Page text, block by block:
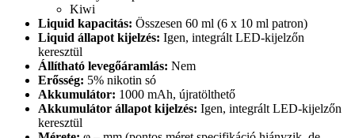
Kiwi
Liquid kapacitás: Összesen 60 ml (6 x 10 ml patron)
Liquid állapot kijelzés: Igen, integrált LED-kijelzőn
keresztül
Állítható levegőáramlás: Nem
Erősség: 5% nikotin só
Akkumulátor: 1000 mAh, újratölthető
Akkumulátor állapot kijelzés: Igen, integrált LED-kijelzőn
keresztül